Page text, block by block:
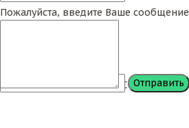
Пожалуйста, введите Ваше сообщение
Сообщение